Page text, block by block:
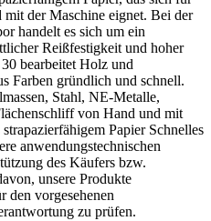
der Maschine eignet. Bei der
handelt es sich um ein
Reißfestigkeit und hoher
bearbeitet Holz und
Farben gründlich und schnell.
Stahl, NE-Metalle,
von Hand und mit
Papier Schnelles
anwendungstechnischen
des Käufers bzw.
unsere Produkte
den vorgesehenen
zu prüfen.